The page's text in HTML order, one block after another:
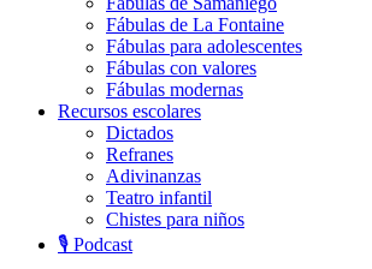
Fábulas de La Fontaine
Fábulas para adolescentes
Fábulas con valores
Fábulas modernas
Recursos escolares
Dictados
Refranes
Adivinanzas
Teatro infantil
Chistes para niños
🎙️ Podcast